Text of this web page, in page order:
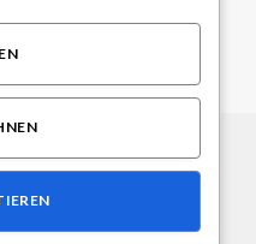
Stuttgart Drive